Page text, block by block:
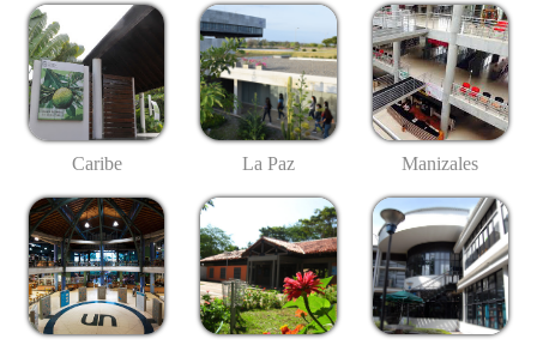
Caribe La Paz Manizales